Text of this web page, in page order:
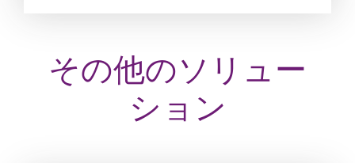
その他のソリュー
ション